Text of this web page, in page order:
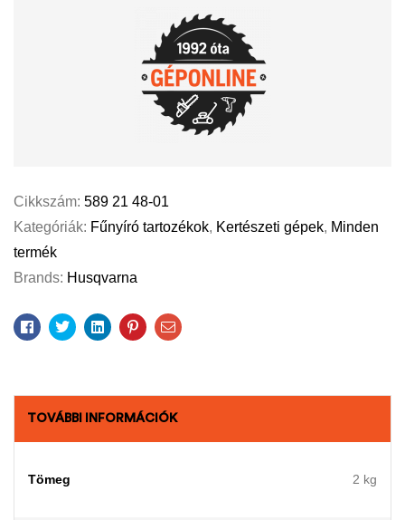
Cikkszám: 589 21 48-01
Kategóriák: Fűnyíró tartozékok, Kertészeti gépek, Minden
termék
Brands: Husqvarna
Facebook
TwitterLinkedinPinterestEmail
TOVÁBBI INFORMÁCIÓK
Tömeg 2 kg